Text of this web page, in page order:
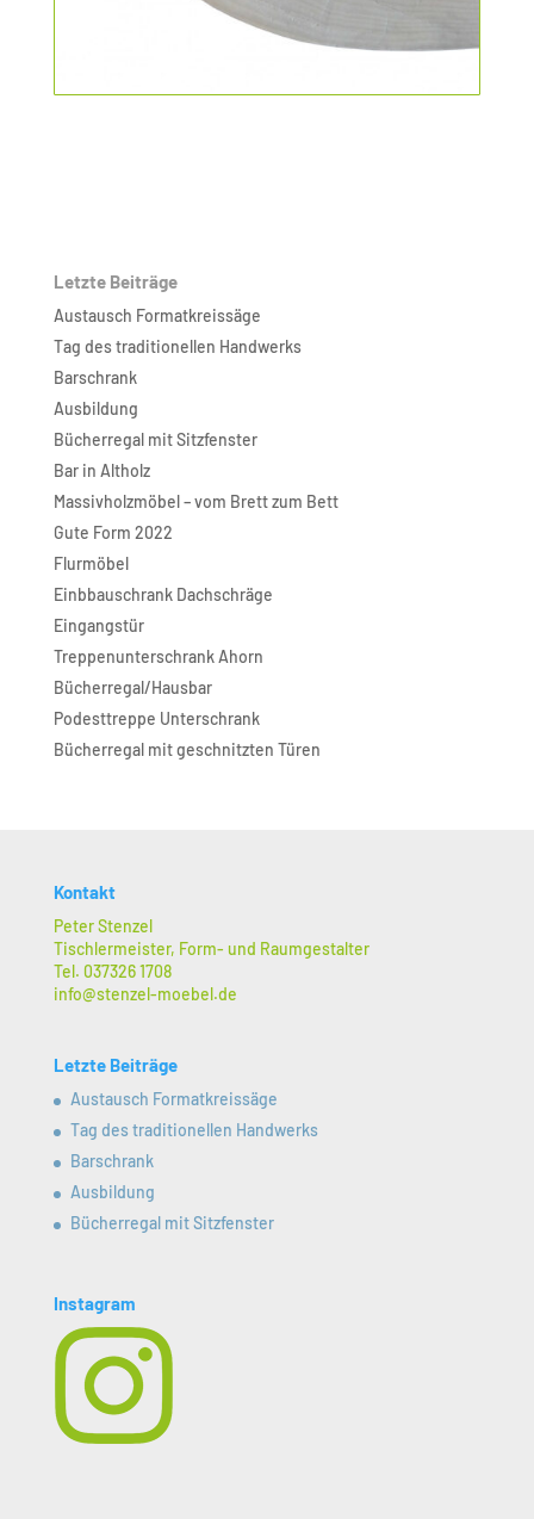
Letzte Beiträge
Austausch Formatkreissäge
Tag des traditionellen Handwerks
Barschrank
Ausbildung
Bücherregal mit Sitzfenster
Bar in Altholz
Massivholzmöbel – vom Brett zum Bett
Gute Form 2022
Flurmöbel
Einbbauschrank Dachschräge
Eingangstür
Treppenunterschrank Ahorn
Bücherregal/Hausbar
Podesttreppe Unterschrank
Bücherregal mit geschnitzten Türen
Kontakt
Peter Stenzel
Tischlermeister, Form- und Raumgestalter
Tel. 037326 1708
info@stenzel-moebel.de
Letzte Beiträge
Austausch Formatkreissäge
Tag des traditionellen Handwerks
Barschrank
Ausbildung
Bücherregal mit Sitzfenster
Instagram